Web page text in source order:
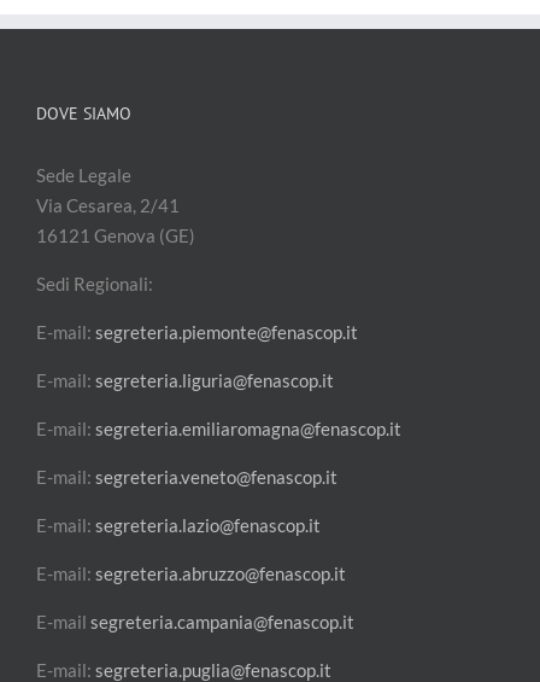
DOVE SIAMO
Sede Legale
Via Cesarea, 2/41
16121 Genova (GE)
Sedi Regionali:
E-mail: segreteria.piemonte@fenascop.it
E-mail: segreteria.liguria@fenascop.it
E-mail: segreteria.emiliaromagna@fenascop.it
E-mail: segreteria.veneto@fenascop.it
E-mail: segreteria.lazio@fenascop.it
E-mail: segreteria.abruzzo@fenascop.it
E-mail segreteria.campania@fenascop.it
E-mail: segreteria.puglia@fenascop.it